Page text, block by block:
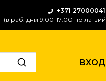
+371
(в раб. дни 9:00-17:00 по